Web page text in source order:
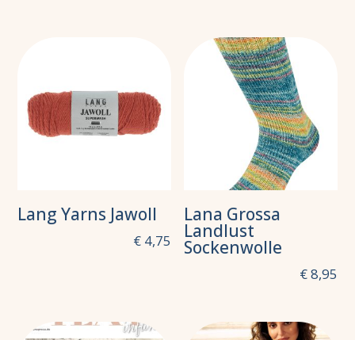
Lang Yarns Jawoll
€4,75
Lana Grossa
Landlust
Sockenwolle
€8,95